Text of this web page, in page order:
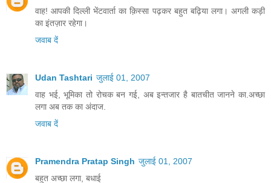
वाह! आपकी दिल्ली भेंटवार्ता का क़िस्सा पढ़कर बहुत बढ़िया लगा। अगली कड़ी
का इंतज़ार रहेगा।
जवाब दें
Udan Tashtari जुलाई 01, 2007
वाह भई, भूमिका तो रोचक बन गई, अब इन्तजार है बातचीत जानने का.अच्छा
लगा अब तक का अंदाज.
जवाब दें
Pramendra Pratap Singh जुलाई 01, 2007
बहुत अच्‍छा लगा, बधाई